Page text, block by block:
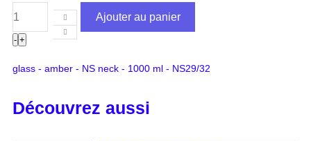
- +
Ajouter au panier
glass - amber - NS neck - 1000 ml - NS29/32
Découvrez aussi